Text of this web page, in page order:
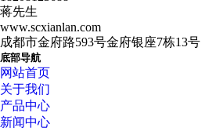
蒋先生
www.scxianlan.com
成都市金府路593号金府银座7栋13号
底部导航
网站首页
关于我们
产品中心
新闻中心